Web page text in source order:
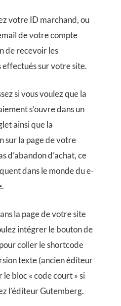
votre ID marchand, ou
de votre compte
de recevoir les
effectués sur votre site.
si vous voulez que la
s’ouvre dans un
ainsi que la
sur la page de votre
d’abandon d’achat, ce
dans le monde du e-
la page de votre site
intégrer le bouton de
coller le shortcode
texte (ancien éditeur
le bloc « code court » si
l’éditeur Gutemberg.